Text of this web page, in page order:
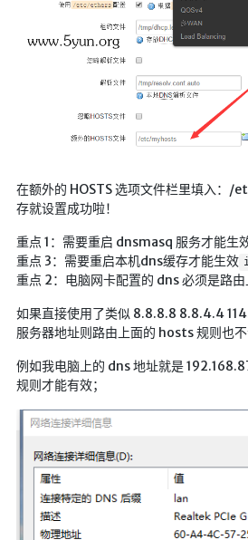
在额外的 HOSTS 选项文件栏里填入：
存就设置成功啦！
重点 1：需要重启 dnsmasq 服务才能生
重点 3：需要重启本机dns缓存才能生效
重点 2：电脑网卡配置的 dns 必须是路
如果直接使用了类似 8.8.8.8 8.8.4.4
服务器地址则路由上面的 hosts 规则也不
例如我电脑上的 dns 地址就是
规则才能有效；
mv下载
Beats Per Minute
📕学习
LaTeX公式编辑器
Mathlab教学
乐理学习
Web 技术教程
ffmpeg学习
VIP资源下载
全历史
世界货币
土木类资源下载
找建筑 土木资源